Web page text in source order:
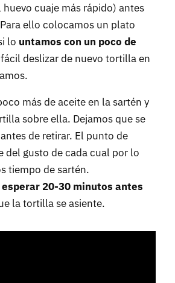
cuaje más rápido) antes
ello colocamos un plato
lo untamos con un poco de
deslizar de nuevo tortilla en
más de aceite en la sartén y
sobre ella. Dejamos que se
de retirar. El punto de
del gusto de cada cual por lo
tiempo de sartén.
esperar 20-30 minutos antes
la tortilla se asiente.